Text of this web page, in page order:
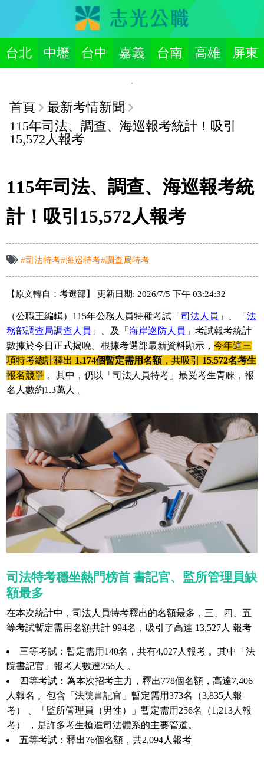
台北 中壢 台中 嘉義 台南 高雄 屏東
首頁
最新考情新聞
115年司法、調查、海巡報考統計！吸引
15,572人報考
115年司法、調查、海巡報考統
計！吸引15,572人報考
#司法特考#海巡特考#調查局特考
【原文轉自：考選部】 更新日期: 2026/7/5 下午 03:24:32
（公職王編輯）115年公務人員特種考試「司法人員 」、「法
務部調查局調查人員 」、及「海岸巡防人員 」考試報考統計
數據於今日正式揭曉。根據考選部最新資料顯示，今年這三
項特考總計釋出 1,174個暫定需用名額 ，共吸引 15,572名考生
報名競爭 。其中，仍以「司法人員特考」最受考生青睞，報
名人數約1.3萬人 。
司法特考穩坐熱門榜首 書記官、監所管理員缺
額最多
在本次統計中，司法人員特考釋出的名額最多，三、四、五
等考試暫定需用名額共計 994名，吸引了高達 13,527人 報考
三等考試：暫定需用140名，共有4,027人報考 。其中「法
院書記官」報考人數達256人 。
四等考試：為本次招考主力，釋出778個名額，高達7,406
人報名 。包含「法院書記官」暫定需用373名（3,835人報
考） 、「監所管理員（男性）」暫定需用256名（1,213人報
考） ，是許多考生搶進司法體系的主要管道。
五等考試：釋出76個名額，共2,094人報考